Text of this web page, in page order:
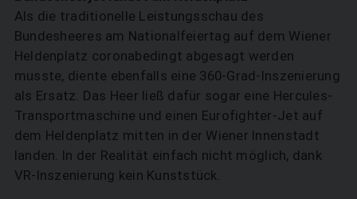
Als die traditionelle Leistungsschau des
Bundesheeres am Nationalfeiertag auf dem Wiener
Heldenplatz coronabedingt abgesagt werden
musste, diente ebenfalls eine 360-Grad-­Inszenierung
als Ersatz. Das Heer ließ dafür sogar eine Hercules-
Transportmaschine und einen Eurofighter-Jet auf
dem Heldenplatz mitten in der Wiener Innenstadt
landen. In der Realität einfach nicht möglich, dank
VR-Inszenierung kein Kunststück.